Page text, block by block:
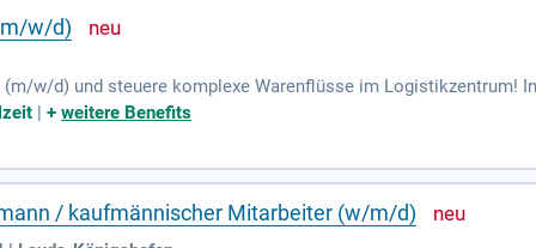
w/d)
w/d) und steuere komplexe Warenflüsse im Logistikzentrum!
und unserer Zentrale in Hamburg. Deine Aufgaben umfassen
Ausbildung in Spedition, Logistik oder Außenhandel
die Logistik ohne Grenzen aktiv mit!
|+weitere Benefits
/ kaufmännischer Mitarbeiter (w/m/d)